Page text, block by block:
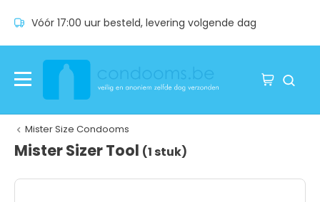
Vóór 17:00 uur besteld, levering volgende dag
Mister Size Condooms
Mister Sizer Tool (1 stuk)